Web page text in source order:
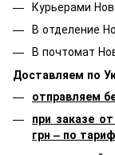
Курьерами
В отделение
В почтомат
Доставляем по
отправляем
при заказе
грн – по